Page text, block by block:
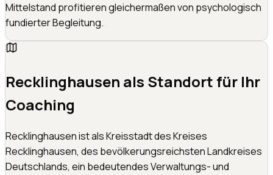
Mittelstand profitieren gleichermaßen von psychologisch
fundierter Begleitung.
Recklinghausen als Standort für Ihr
Coaching
Recklinghausen ist als Kreisstadt des Kreises
Recklinghausen, des bevölkerungsreichsten Landkreises
Deutschlands, ein bedeutendes Verwaltungs- und